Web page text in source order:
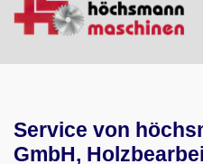
Maschinenankauf
Service von
GmbH,